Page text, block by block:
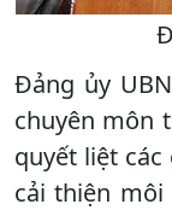
Đảng ủy
chuyên môn
quyết liệt
cải thiện